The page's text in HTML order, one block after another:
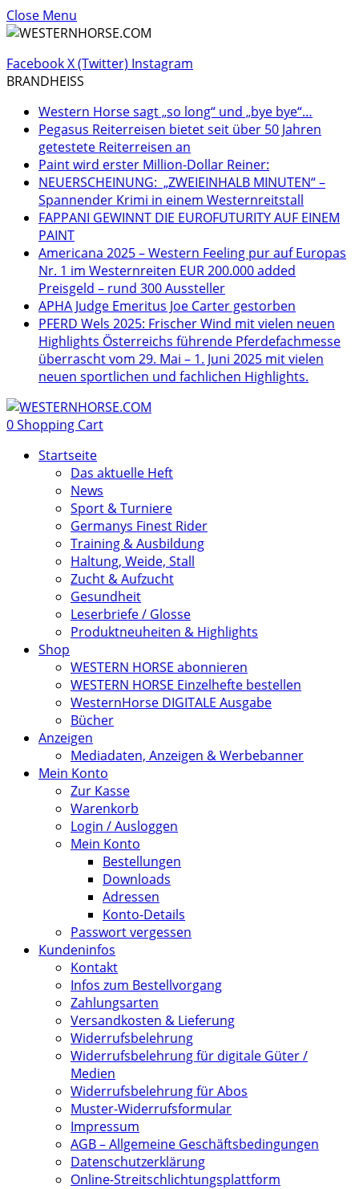
Close Menu
FacebookX (Twitter) Instagram
BRANDHEISS
Western Horse sagt „so long“ und „bye bye“…
Pegasus Reiterreisen bietet seit über 50 Jahren
getestete Reiterreisen an
Paint wird erster Million-Dollar Reiner:
NEUERSCHEINUNG: „ZWEIEINHALB MINUTEN“ –
Spannender Krimi in einem Westernreitstall
FAPPANI GEWINNT DIE EUROFUTURITY AUF EINEM
PAINT
Americana 2025 – Western Feeling pur auf Europas
Nr. 1 im Westernreiten EUR 200.000 added
Preisgeld – rund 300 Aussteller
APHA Judge Emeritus Joe Carter gestorben
PFERD Wels 2025: Frischer Wind mit vielen neuen
Highlights Österreichs führende Pferdefachmesse
überrascht vom 29. Mai – 1. Juni 2025 mit vielen
neuen sportlichen und fachlichen Highlights.
0Shopping Cart
Startseite
Das aktuelle Heft
News
Sport & Turniere
Germanys Finest Rider
Training & Ausbildung
Haltung, Weide, Stall
Zucht & Aufzucht
Gesundheit
Leserbriefe / Glosse
Produktneuheiten & Highlights
Shop
WESTERN HORSE abonnieren
WESTERN HORSE Einzelhefte bestellen
WesternHorse DIGITALE Ausgabe
Bücher
Anzeigen
Mediadaten, Anzeigen & Werbebanner
Mein Konto
Zur Kasse
Warenkorb
Login / Ausloggen
Mein Konto
Bestellungen
Downloads
Adressen
Konto-Details
Passwort vergessen
Kundeninfos
Kontakt
Infos zum Bestellvorgang
Zahlungsarten
Versandkosten & Lieferung
Widerrufsbelehrung
Widerrufsbelehrung für digitale Güter /
Medien
Widerrufsbelehrung für Abos
Muster-Widerrufsformular
Impressum
AGB – Allgemeine Geschäftsbedingungen
Datenschutzerklärung
Online-Streitschlichtungsplattform